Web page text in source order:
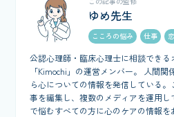
ゆめ先生
こころの悩み 仕事
公認心理師・臨床心理士に相談でき
「Kimochi」の運営メンバー。 人間
ら心についての情報を発信している
事を編集し、複数のメディアを運用
で悩むすべての方に心のケアの情報を